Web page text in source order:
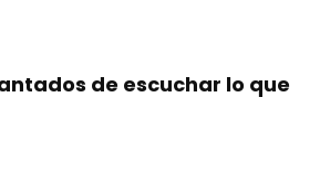
de escuchar lo que